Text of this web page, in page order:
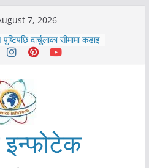
7, 2026
दार्चुलाका सीमामा कडाइ
पूर्ण खोप सुनिश्चित घोषणा
रोग विरुद्धको खोप लगाउन
प्रणालीको भूमिका महत्वपूर्ण छ :
आयुर्वेद स्वास्थ्योपचारतर्फ
इन्फोटेक